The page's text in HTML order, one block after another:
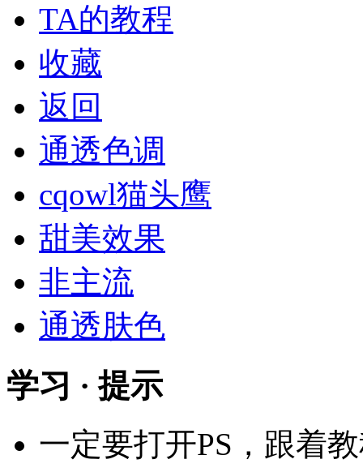
TA的教程
收藏
返回
通透色调
cqowl猫头鹰
甜美效果
非主流
通透肤色
学习 · 提示
一定要打开PS，跟着